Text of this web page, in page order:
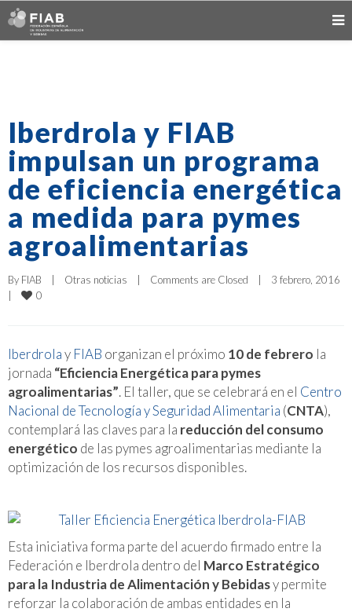
Iberdrola y FIAB
impulsan un programa
de eficiencia energética
a medida para pymes
agroalimentarias
By FIAB Otras noticias Comments are Closed
0
Iberdrolay FIAB organizan el próximo 10 de febrero la
jornada “Eficiencia Energética para pymes
agroalimentarias”. El taller, que se celebrará en el Centro
Nacional de Tecnología y Seguridad Alimentaria (CNTA),
contemplará las claves para la reducción del consumo
energético de las pymes agroalimentarias mediante la
optimización de los recursos disponibles.
Esta iniciativa forma parte del acuerdo firmado entre la
Federación e Iberdrola dentro del Marco Estratégico
para la Industria de Alimentación y Bebidasy permite
reforzar la colaboración de ambas entidades en la